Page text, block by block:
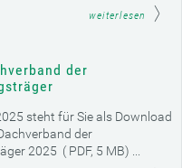
weiterlesen
der
steht für Sie als Download
der
2025 ( PDF, 5 MB) ...